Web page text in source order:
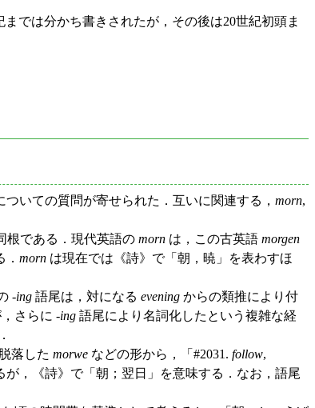
までは分かち書きされたが，その後は20世紀初頭ま
ついての質問が寄せられた．互いに関連する， morn,
根である．現代英語の morn は，この古英語 morgen
morn は現在では《詩》で「朝，暁」を表わすほ
-ing 語尾は，対になる evening からの類推により付
さらに -ing 語尾により名詞化したという複雑な経
落した morwe などの形から，「#2031. follow,
が，《詩》で「朝；翌日」を意味する．なお，語尾